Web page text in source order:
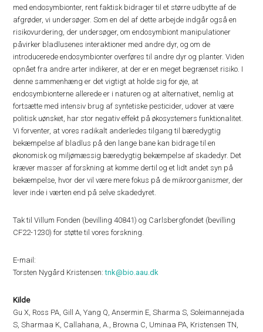
med endosymbionter, rent faktisk bidrager til et større udbytte af de
afgrøder, vi undersøger. Som en del af dette arbejde indgår også en
risikovurdering, der undersøger, om endosymbiont manipulationer
påvirker bladlusenes interaktioner med andre dyr, og om de
introducerede endosymbionter overføres til andre dyr og planter. Viden
opnået fra andre arter indikerer, at der er en meget begrænset risiko. I
denne sammenhæng er det vigtigt at holde sig for øje, at
endosymbionterne allerede er i naturen og at alternativet, nemlig at
fortsætte med intensiv brug af syntetiske pesticider, udover at være
politisk uønsket, har stor negativ effekt på økosystemers funktionalitet.
Vi forventer, at vores radikalt anderledes tilgang til bæredygtig
bekæmpelse af bladlus på den lange bane kan bidrage til en
økonomisk og miljømæssig bæredygtig bekæmpelse af skadedyr. Det
kræver masser af forskning at komme dertil og et lidt andet syn på
bekæmpelse, hvor der vil være mere fokus på de mikroorganismer, der
lever inde i værten end på selve skadedyret.
Tak til Villum Fonden (bevilling 40841) og Carlsbergfondet (bevilling
CF22-1230) for støtte til vores forskning.
E-mail:
Torsten Nygård Kristensen:tnk@bio.aau.dk
Kilde
Gu X, Ross PA, Gill A, Yang Q, Ansermin E, Sharma S, Soleimannejada
S, Sharmaa K, Callahana, A., Browna C, Uminaa PA, Kristensen TN,